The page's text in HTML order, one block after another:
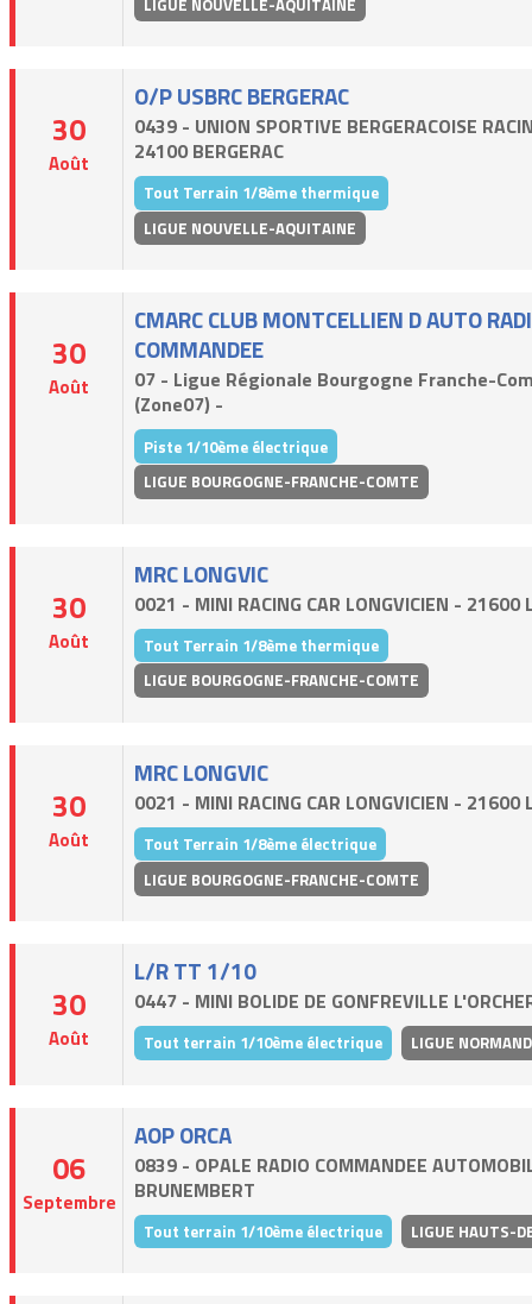
30
Août
O/P USBRC BERGERAC
0439 - UNION SPORTIVE BERGERACOISE
24100 BERGERAC
Tout Terrain 1/8ème thermique
LIGUE NOUVELLE-AQUITAINE
30
Août
CMARC CLUB MONTCELLIEN D AUTO
COMMANDEE
07 - Ligue Régionale Bourgogne Franche-
(Zone07) -
Piste 1/10ème électrique
LIGUE BOURGOGNE-FRANCHE-COMTE
30
Août
MRC LONGVIC
0021 - MINI RACING CAR LONGVICIEN - 21600
Tout Terrain 1/8ème thermique
LIGUE BOURGOGNE-FRANCHE-COMTE
30
Août
MRC LONGVIC
0021 - MINI RACING CAR LONGVICIEN - 21600
Tout Terrain 1/8ème électrique
LIGUE BOURGOGNE-FRANCHE-COMTE
30
Août
L/R TT 1/10
0447 - MINI BOLIDE DE GONFREVILLE
Tout terrain 1/10ème électrique LIGUE
06
Septembre
AOP ORCA
0839 - OPALE RADIO COMMANDEE
BRUNEMBERT
Tout terrain 1/10ème électrique LIGUE HAUTS-